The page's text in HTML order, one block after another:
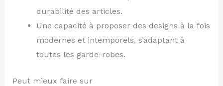
durabilité des articles.
Une capacité à proposer des designs à la fois
modernes et intemporels, s’adaptant à
toutes les garde-robes.
Peut mieux faire sur